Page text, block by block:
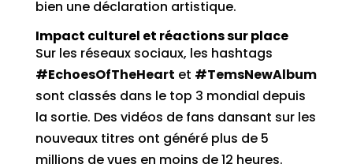
bien une déclaration artistique.
Impact culturel et réactions sur place
Sur les réseaux sociaux, les hashtags
#EchoesOfTheHeart et #TemsNewAlbum
sont classés dans le top 3 mondial depuis
la sortie. Des vidéos de fans dansant sur les
nouveaux titres ont généré plus de 5
millions de vues en moins de 12 heures.